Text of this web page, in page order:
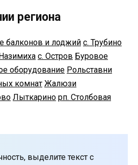
региона
балконов и лоджий с. Трубино
с. Остров Буровое
оборудование Рольставни
комнат Жалюзи
Лыткарино рп. Столбовая
выделите текст с